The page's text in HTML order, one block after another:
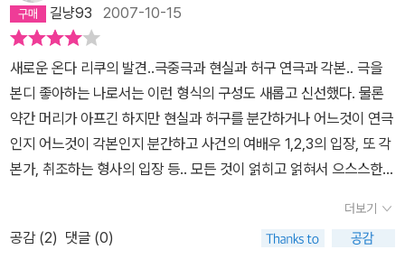
살해당하고, 그 사실을 알고 있는 다른 여배우가 그 범인인 여자를 감
싼다라는 내용이다. <고백>을 연기하는 여배우의 오디션을 하고 출
연 발표 단계에서 실제로 <고백>을 쓴 각본가가 '호텔 정원'에서 살해
당한다. 극 내부의 극과 극 외부의 극이 엇갈렸다 만났다 하다가 끝이
나는데, 물론 결말은 있다. 그 재미없는 책을 끝까지 읽어낸 독자들이
혹시 이해하지 못할까봐 친절하게 그럴듯한 문장들로 결말에 의미까
지 달아 준다. 책 속에 등장하는 천재 각본가 가미야. 가미야는 치밀한
설정과 구성을 고집하는 작가다. 잘 짜여진 구성, 섬세한 복선, 반전에
반전을 거듭하는 클라이맥스. 다시 말해 이야기 만드는 재미에 사로
길냥93 2007-10-15
새로운 온다 리쿠의 발견..극중극과 현실과 허구 연극과 각본.. 극을
본디 좋아하는 나로서는 이런 형식의 구성도 새롭고 신선했다. 물론
약간 머리가 아프긴 하지만 현실과 허구를 분간하거나 어느것이 연극
인지 어느것이 각본인지 분간하고 사건의 여배우 1,2,3의 입장, 또 각
본가, 취조하는 형사의 입장 등.. 모든 것이 얽히고 얽혀서 으스스한
것은 눈 앞에 펼쳐질 정도로 생생하다.역시 이런 것이 온다 리쿠의 책
이 가진 흥미진진함이겠지.맘에 드는 글귀들이 많은 책이다...^^ 단순
더보기
공감 (2) 댓글 (0)